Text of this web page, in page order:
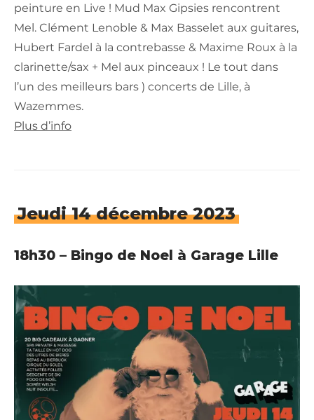
peinture en Live ! Mud Max Gipsies rencontrent
Mel. Clément Lenoble & Max Basselet aux guitares,
Hubert Fardel à la contrebasse & Maxime Roux à la
clarinette/sax + Mel aux pinceaux ! Le tout dans
l’un des meilleurs bars ) concerts de Lille, à
Wazemmes.
Plus d’info
Jeudi 14 décembre 2023
18h30 – Bingo de Noel à Garage Lille